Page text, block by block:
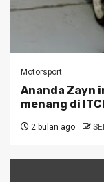
Motorsport
Ananda Zayn
menang di
2 bulan ago